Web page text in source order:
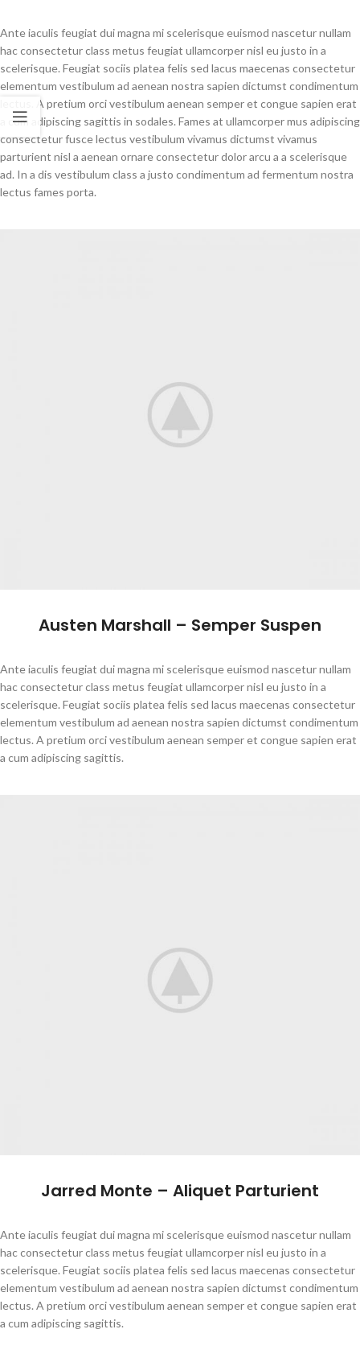
Ante iaculis feugiat dui magna mi scelerisque euismod nascetur nullam
hac consectetur class metus feugiat ullamcorper nisl eu justo in a
scelerisque. Feugiat sociis platea felis sed lacus maecenas consectetur
elementum vestibulum ad aenean nostra sapien dictumst condimentum
lectus. A pretium orci vestibulum aenean semper et congue sapien erat
a cum adipiscing sagittis in sodales. Fames at ullamcorper mus adipiscing
consectetur fusce lectus vestibulum vivamus dictumst vivamus
parturient nisl a aenean ornare consectetur dolor arcu a a scelerisque
ad. In a dis vestibulum class a justo condimentum ad fermentum nostra
lectus fames porta.
Austen Marshall – Semper Suspen
Ante iaculis feugiat dui magna mi scelerisque euismod nascetur nullam
hac consectetur class metus feugiat ullamcorper nisl eu justo in a
scelerisque. Feugiat sociis platea felis sed lacus maecenas consectetur
elementum vestibulum ad aenean nostra sapien dictumst condimentum
lectus. A pretium orci vestibulum aenean semper et congue sapien erat
a cum adipiscing sagittis.
Jarred Monte – Aliquet Parturient
Ante iaculis feugiat dui magna mi scelerisque euismod nascetur nullam
hac consectetur class metus feugiat ullamcorper nisl eu justo in a
scelerisque. Feugiat sociis platea felis sed lacus maecenas consectetur
elementum vestibulum ad aenean nostra sapien dictumst condimentum
lectus. A pretium orci vestibulum aenean semper et congue sapien erat
a cum adipiscing sagittis.